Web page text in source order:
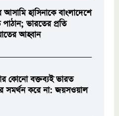
আসামি হাসিনাকে বাংলাদেশে
ভারতের প্রতি
আহ্বান
কোনো বক্তব্যই ভারত
সমর্থন করে না: জয়সওয়াল